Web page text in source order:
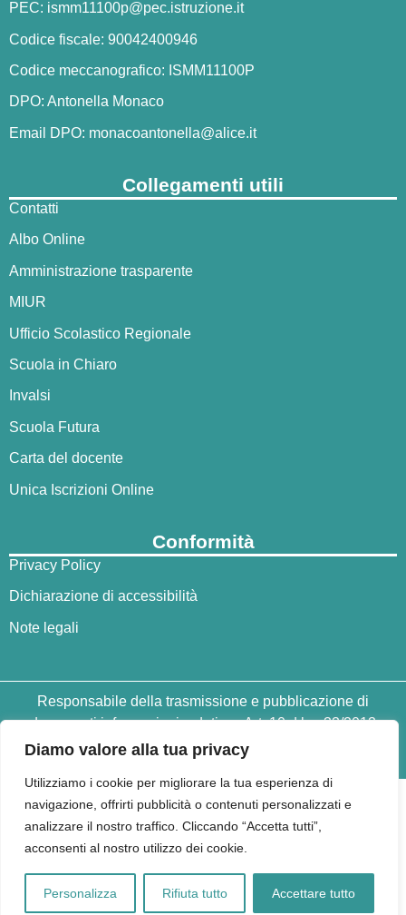
Diamo valore alla tua privacy
Utilizziamo i cookie per migliorare la tua esperienza di
navigazione, offrirti pubblicità o contenuti personalizzati e
analizzare il nostro traffico. Cliccando “Accetta tutti”,
acconsenti al nostro utilizzo dei cookie.
Personalizza Rifiuta tutto Accettare tutto
PEC: ismm11100p@pec.istruzione.it
Codice fiscale: 90042400946
Codice meccanografico: ISMM11100P
DPO: Antonella Monaco
Email DPO: monacoantonella@alice.it
Collegamenti utili
Contatti
Albo Online
Amministrazione trasparente
MIUR
Ufficio Scolastico Regionale
Scuola in Chiaro
Invalsi
Scuola Futura
Carta del docente
Unica Iscrizioni Online
Conformità
Privacy Policy
Dichiarazione di accessibilità
Note legali
Responsabile della trasmissione e pubblicazione di
documenti informazioni e dati ex. Art. 10 d.lgs 33/2013
ss.mm.ii. – d.lgs 97/2016 prof. Antonio Ziveri